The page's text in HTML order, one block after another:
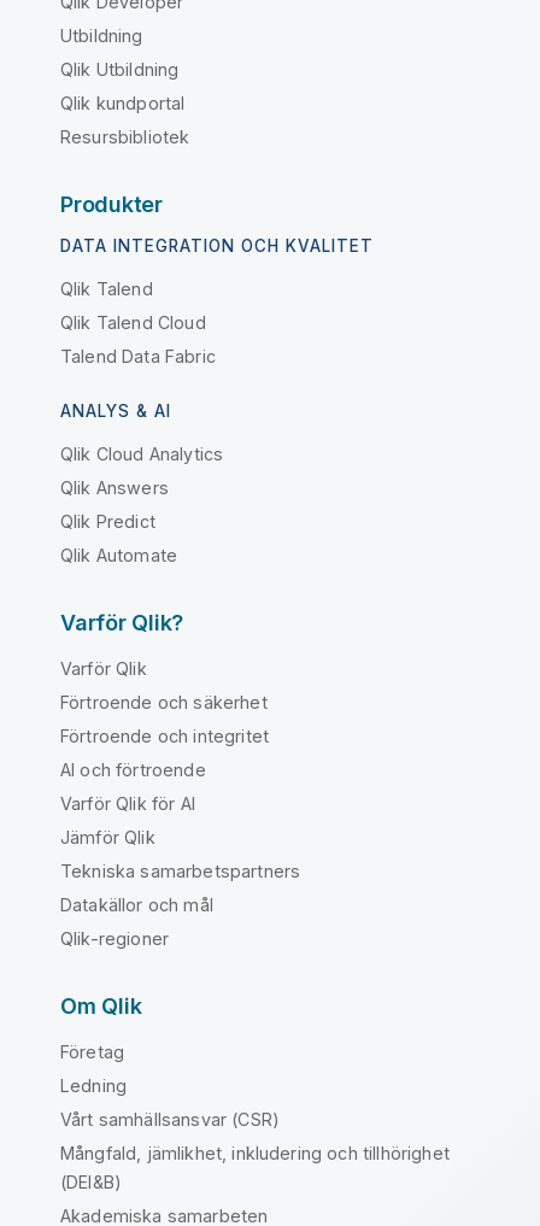
Utbildning
Qlik Utbildning
Qlik kundportal
Resursbibliotek
Produkter
DATA INTEGRATION OCH KVALITET
Qlik Talend
Qlik Talend Cloud
Talend Data Fabric
ANALYS & AI
Qlik Cloud Analytics
Qlik Answers
Qlik Predict
Qlik Automate
Varför Qlik?
Varför Qlik
Förtroende och säkerhet
Förtroende och integritet
AI och förtroende
Varför Qlik för AI
Jämför Qlik
Tekniska samarbetspartners
Datakällor och mål
Qlik-regioner
Om Qlik
Företag
Ledning
Vårt samhällsansvar (CSR)
Mångfald, jämlikhet, inkludering och tillhörighet
(DEI&B)
Akademiska samarbeten